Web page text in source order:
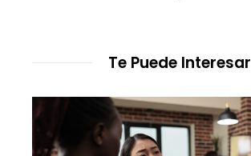
Te Puede Interesar